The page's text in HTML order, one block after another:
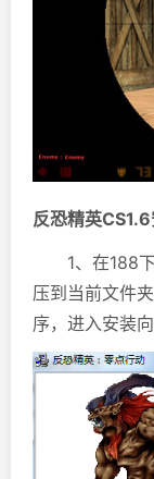
反恐精英
1、在188下
压到当前文件
序，进入安装